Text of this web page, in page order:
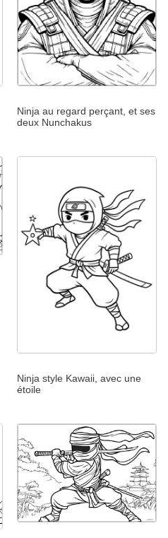
Ninja au regard perçant, et ses
deux Nunchakus
Ninja style Kawaii, avec une
étoile